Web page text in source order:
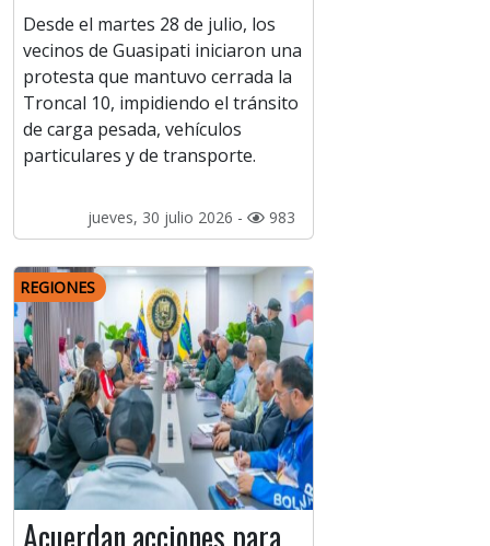
Desde el martes 28 de julio, los
vecinos de Guasipati iniciaron una
protesta que mantuvo cerrada la
Troncal 10, impidiendo el tránsito
de carga pesada, vehículos
particulares y de transporte.
jueves, 30 julio 2026 - 983
REGIONES
Acuerdan acciones para